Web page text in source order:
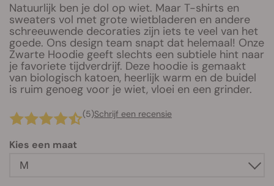
Natuurlijk ben je dol op wiet. Maar T-shirts en
sweaters vol met grote wietbladeren en andere
schreeuwende decoraties zijn iets te veel van het
goede. Ons design team snapt dat helemaal! Onze
Zwarte Hoodie geeft slechts een subtiele hint naar
je favoriete tijdverdrijf. Deze hoodie is gemaakt
van biologisch katoen, heerlijk warm en de buidel
is ruim genoeg voor je wiet, vloei en een grinder.
(5)Schrijf een recensie
Kies een maat